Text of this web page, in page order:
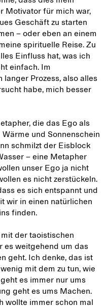
Motivator für mich war,
Geschäft zu starten
– oder eben an einem
spirituelle Reise. Zu
Einfluss hat, was ich
einfach. Im
Prozess, also alles
habe, mich besser
die das Ego als
und Sonnenschein
schmilzt der Eisblock
– eine Metapher
unser Ego ja nicht
es nicht zerstückeln.
es sich entspannt und
wir in einen natürlichen
finden.
der taoistischen
es weitgehend um das
geht. Ich denke, das ist
mit dem zu tun, wie
es immer nur ums
geht es ums Machen.
wollte immer schon mal